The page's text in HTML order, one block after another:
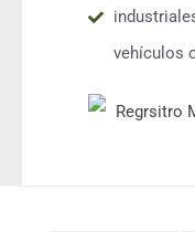
vehículos